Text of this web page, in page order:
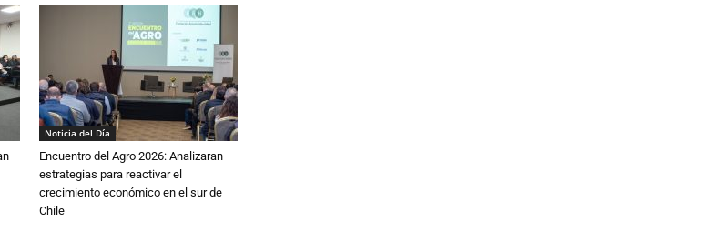
Noticia del Día
Encuentro del Agro 2026: Analizaran
estrategias para reactivar el
crecimiento económico en el sur de
Chile